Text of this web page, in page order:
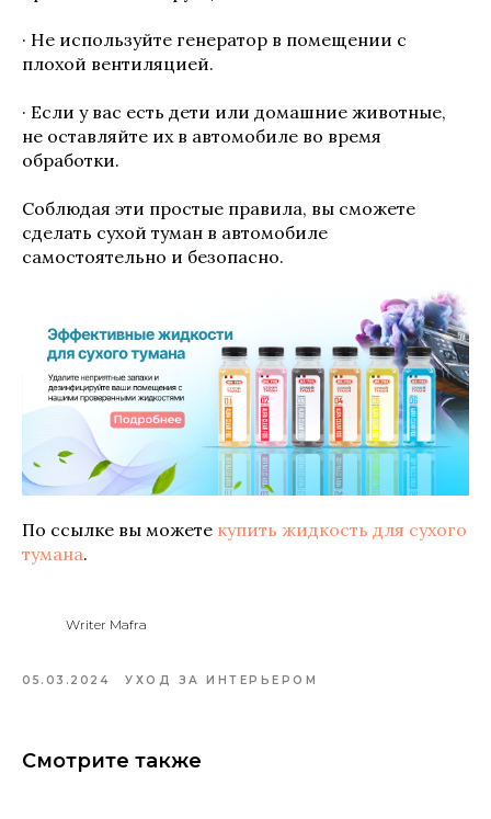
· Не используйте генератор в помещении с
плохой вентиляцией.
· Если у вас есть дети или домашние животные,
не оставляйте их в автомобиле во время
обработки.
Соблюдая эти простые правила, вы сможете
сделать сухой туман в автомобиле
самостоятельно и безопасно.
По ссылке вы можете купить жидкость для сухого
тумана.
Writer Mafra
05.03.2024 УХОД ЗА ИНТЕРЬЕРОМ
Смотрите также